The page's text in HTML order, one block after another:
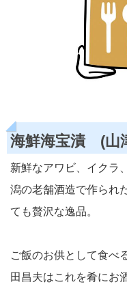
海鮮海宝漬 (山
新鮮なアワビ、イクラ
潟の老舗酒造で作られ
ても贅沢な逸品。
ご飯のお供として食べ
田昌夫はこれを肴にお